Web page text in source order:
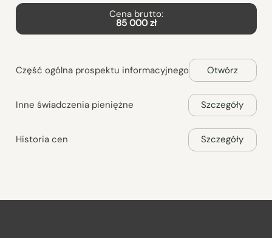
Cena brutto:
85 000 zł
Część ogólna prospektu informacyjnego Otwórz
Inne świadczenia pieniężne Szczegóły
Historia cen Szczegóły